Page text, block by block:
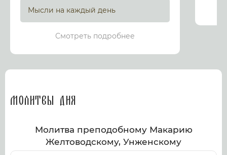
Мысли на каждый день
Смотреть подробнее
Молитвы дня
Молитва преподобному Макарию
Желтоводскому, Унженскому